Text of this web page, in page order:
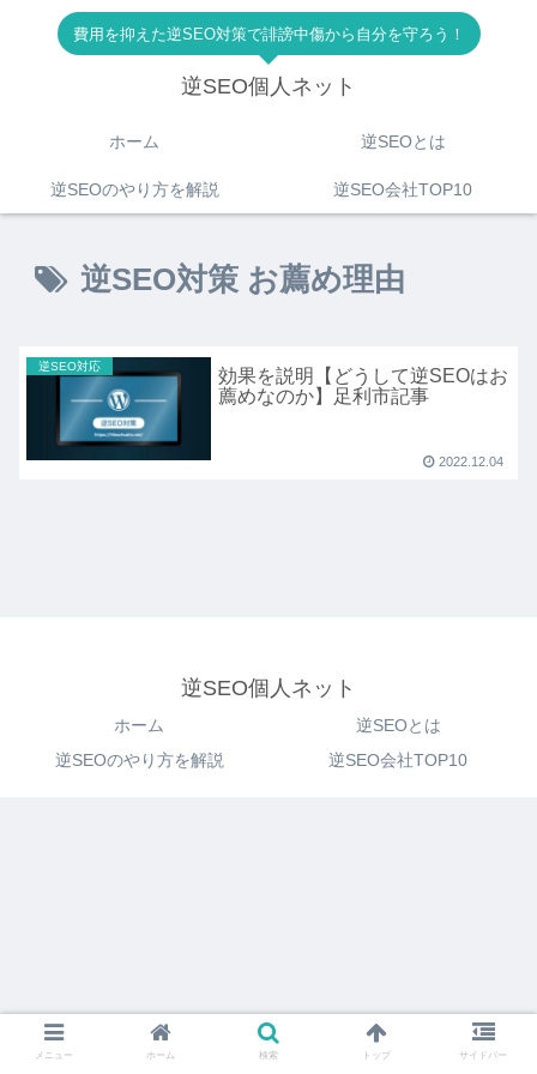
費用を抑えた逆SEO対策で誹謗中傷から自分を守ろう！
逆SEO個人ネット
ホーム 逆SEOとは
逆SEOのやり方を解説 逆SEO会社TOP10
逆SEO対策 お薦め理由
逆SEO対応
効果を説明【どうして逆SEOはお
薦めなのか】足利市記事
2022.12.04
逆SEO個人ネット
ホーム
逆SEOとは
逆SEOのやり方を解説
逆SEO会社TOP10
メニュー ホーム 検索 トップ サイドバー